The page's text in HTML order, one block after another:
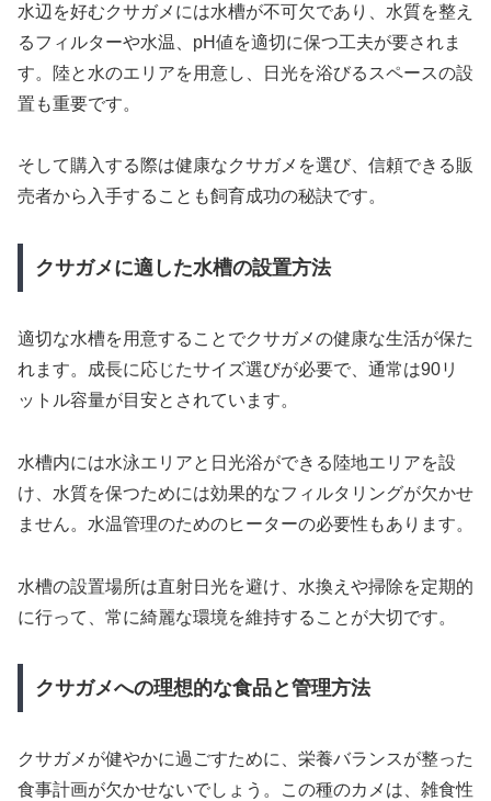
水辺を好むクサガメには水槽が不可欠であり、水質を整え
るフィルターや水温、pH値を適切に保つ工夫が要されま
す。陸と水のエリアを用意し、日光を浴びるスペースの設
置も重要です。
そして購入する際は健康なクサガメを選び、信頼できる販
売者から入手することも飼育成功の秘訣です。
クサガメに適した水槽の設置方法
適切な水槽を用意することでクサガメの健康な生活が保た
れます。成長に応じたサイズ選びが必要で、通常は90リ
ットル容量が目安とされています。
水槽内には水泳エリアと日光浴ができる陸地エリアを設
け、水質を保つためには効果的なフィルタリングが欠かせ
ません。水温管理のためのヒーターの必要性もあります。
水槽の設置場所は直射日光を避け、水換えや掃除を定期的
に行って、常に綺麗な環境を維持することが大切です。
クサガメへの理想的な食品と管理方法
クサガメが健やかに過ごすために、栄養バランスが整った
食事計画が欠かせないでしょう。この種のカメは、雑食性